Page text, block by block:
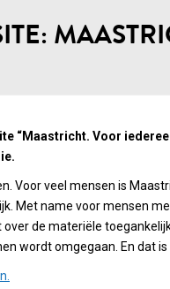
“Maastricht. Voor
Voor veel mensen is
Met name voor mensen
de materiële
wordt omgegaan. En dat is